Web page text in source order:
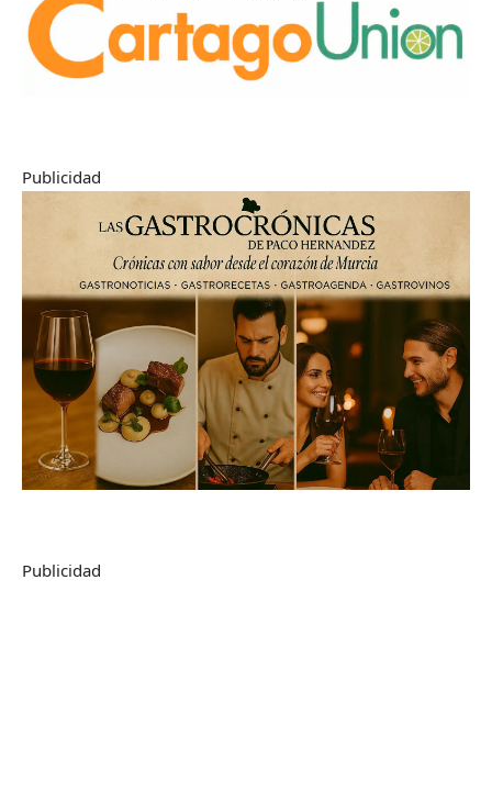
Publicidad
Publicidad